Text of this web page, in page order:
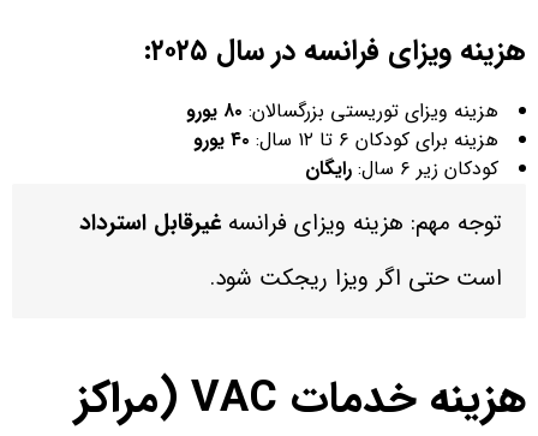
هزینه ویزای فرانسه در سال ۲۰۲۵:
هزینه ویزای توریستی بزرگسالان: ۸۰ یورو
هزینه برای کودکان ۶ تا ۱۲ سال:
۴۰ یورو
کودکان زیر ۶ سال:
رایگان
توجه مهم: هزینه ویزای فرانسه غیرقابل استرداد
است حتی اگر ویزا ریجکت شود.
هزینه خدمات VAC (مراکز